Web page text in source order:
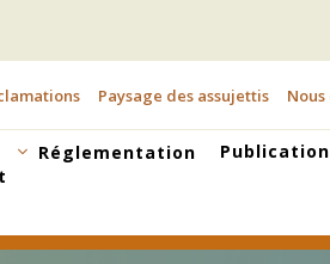
Paysage des assujettis
Réglementation